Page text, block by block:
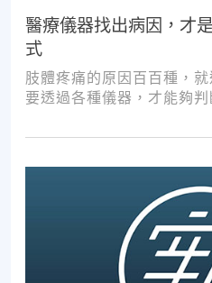
醫療儀器找出病因，才
式
肢體疼痛的原因百百種，
要透過各種儀器，才能夠
次推拿、按摩，都難以讓